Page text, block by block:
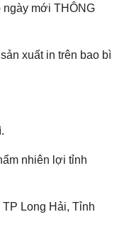
mới THÔNG
xuất in trên bao bì
nhiên lợi tỉnh
Long Hải, Tỉnh